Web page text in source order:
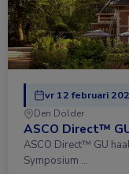
vr 12 februari
Den Dolder
ASCO Direct™
ASCO Direct™ GU
Symposium …